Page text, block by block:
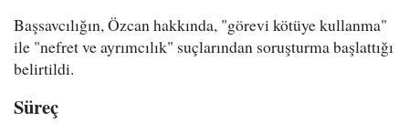
Başsavcılığın, Özcan hakkında, "görevi kötüye kullanma"
ile "nefret ve ayrımcılık" suçlarından soruşturma başlattığı
belirtildi.
Süreç